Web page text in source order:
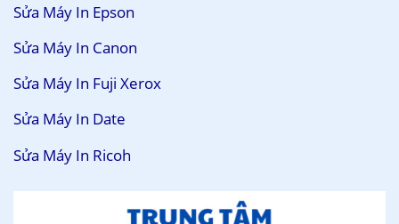
Sửa Máy In Epson
Sửa Máy In Canon
Sửa Máy In Fuji Xerox
Sửa Máy In Date
Sửa Máy In Ricoh